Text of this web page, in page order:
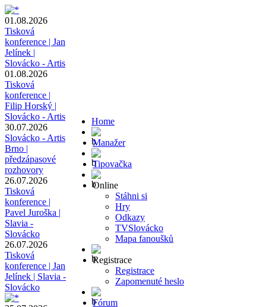
01.08.2026
Tisková
konference | Jan
Jelínek |
Slovácko - Artis
01.08.2026
Tisková
konference |
Filip Horský |
Slovácko - Artis
30.07.2026
Slovácko - Artis
Brno |
předzápasové
rozhovory
26.07.2026
Tisková
konference |
Pavel Juroška |
Slavia -
Slovácko
26.07.2026
Tisková
konference | Jan
Jelínek | Slavia -
Slovácko
Home
Manažer
Tipovačka
Online
Stáhni si
Hry
Odkazy
TVSlovácko
Mapa fanoušků
Registrace
Registrace
Zapomenuté heslo
Fórum